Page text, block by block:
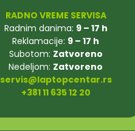
RADNO VREME SERVISA
Radnim danima: 9 – 17 h
Reklamacije: 9 – 17 h
Subotom: Zatvoreno
Nedeljom: Zatvoreno
servis@laptopcentar.rs
+381 11 635 12 20